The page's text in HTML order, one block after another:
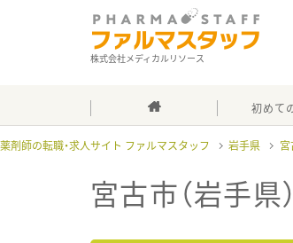
株式会社メディカルリソース
初めて
薬剤師の転職・求人サイト ファルマスタッフ 岩手県
宮古市（岩手